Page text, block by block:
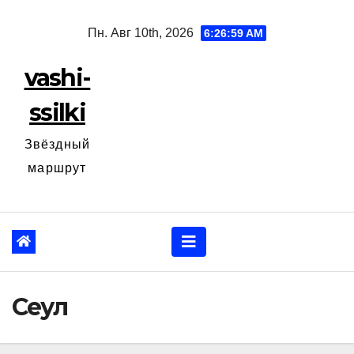
Пн. Авг 10th, 2026 6:27:00 AM
vashi-
ssilki
Звёздный
маршрут
Сеул